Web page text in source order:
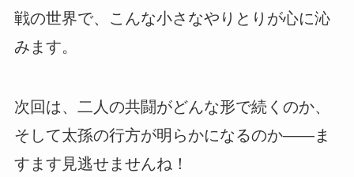
戦の世界で、こんな小さなやりとりが心に沁
みます。
次回は、二人の共闘がどんな形で続くのか、
そして太孫の行方が明らかになるのか――ま
すます見逃せませんね！